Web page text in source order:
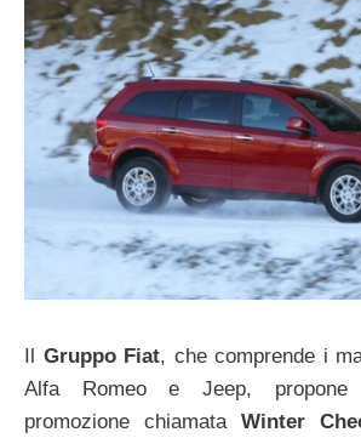
Gruppo Fiat, che comprende i
Alfa Romeo e Jeep, propone
promozione chiamata Winter